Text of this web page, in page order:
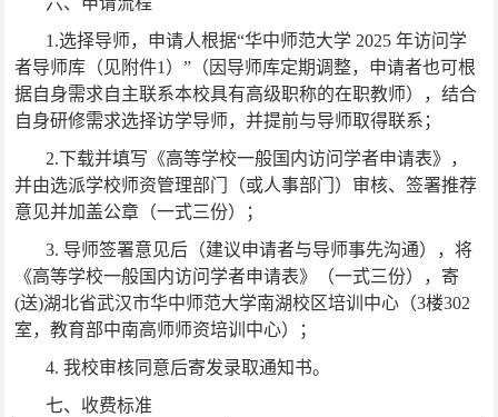
1.选择导师，申请人根据“华中师范大学 2025年访问学
者导师库（见附件1 ）”（因导师库定期调整，申请者也可根
据自身需求自主联系本校具有高级职称的在职教师），结合
自身研修需求选择访学导师，并提前与导师取得联系；
2.下载并填写《高等学校一般国内访问学者申请表》，
并由选派学校师资管理部门（或人事部门）审核、签署推荐
意见并加盖公章（一式三份）；
3. 导师签署意见后（建议申请者与导师事先沟通），将
《高等学校一般国内访问学者申请表》（一式三份），寄
(送)湖北省武汉市华中师范大学南湖校区培训中心（3楼302
室，教育部中南高师师资培训中心）；
4. 我校审核同意后寄发录取通知书。
七、收费标准